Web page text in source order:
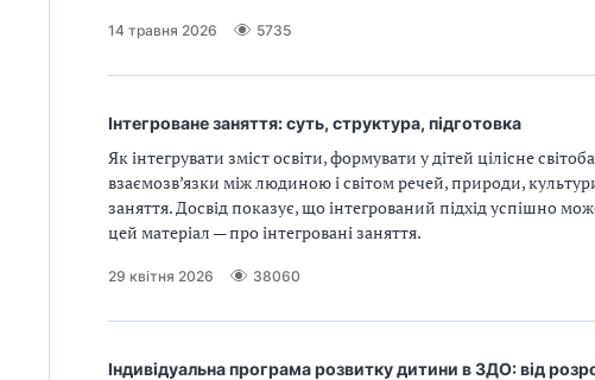
14 травня 2026 5735
Інтегроване заняття: суть, структура, підготовка
Як інтегрувати зміст освіти, формувати у дітей цілісне
взаємозв’язки між людиною і світом речей, природи,
заняття. Досвід показує, що інтегрований підхід успішно
цей матеріал — про інтегровані заняття.
29 квітня 2026 38060
Індивідуальна програма розвитку дитини в ЗДО: від